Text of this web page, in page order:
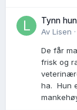
Tynn
Av Lisen ·
De får
frisk og
ha. Hun